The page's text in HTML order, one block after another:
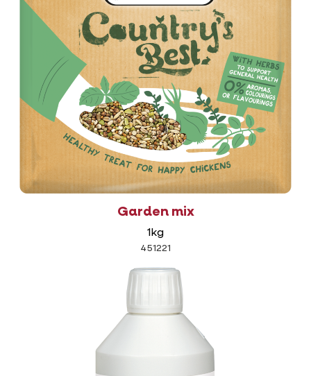
Garden mix
1kg
451221